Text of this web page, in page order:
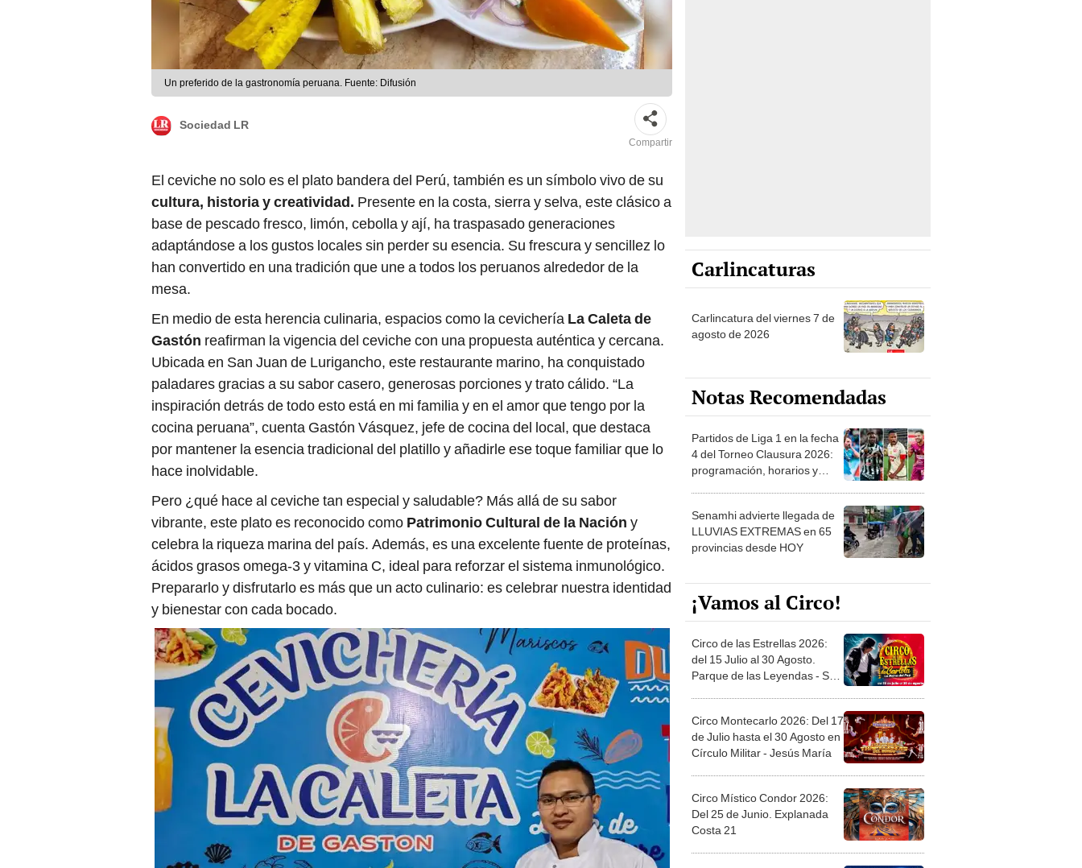
Un preferido de la gastronomía peruana. Fuente: Difusión
Sociedad LR
Compartir
El ceviche no solo es el plato bandera del Perú, también es un símbolo vivo de su
cultura, historia y creatividad. Presente en la costa, sierra y selva, este clásico a
base de pescado fresco, limón, cebolla y ají, ha traspasado generaciones
adaptándose a los gustos locales sin perder su esencia. Su frescura y sencillez lo
han convertido en una tradición que une a todos los peruanos alrededor de la
mesa.
En medio de esta herencia culinaria, espacios como la cevichería La Caleta de
Gastón reafirman la vigencia del ceviche con una propuesta auténtica y cercana.
Ubicada en San Juan de Lurigancho, este restaurante marino, ha conquistado
paladares gracias a su sabor casero, generosas porciones y trato cálido. “La
inspiración detrás de todo esto está en mi familia y en el amor que tengo por la
cocina peruana”, cuenta Gastón Vásquez, jefe de cocina del local, que destaca
por mantener la esencia tradicional del platillo y añadirle ese toque familiar que lo
hace inolvidable.
Pero ¿qué hace al ceviche tan especial y saludable? Más allá de su sabor
vibrante, este plato es reconocido como Patrimonio Cultural de la Nación y
celebra la riqueza marina del país. Además, es una excelente fuente de proteínas,
ácidos grasos omega-3 y vitamina C, ideal para reforzar el sistema inmunológico.
Prepararlo y disfrutarlo es más que un acto culinario: es celebrar nuestra identidad
y bienestar con cada bocado.
Carlincaturas
Carlincatura del viernes 7 de
agosto de 2026
Notas Recomendadas
Partidos de Liga 1 en la fecha
4 del Torneo Clausura 2026:
programación, horarios y
Senamhi advierte llegada de
LLUVIAS EXTREMAS en 65
provincias desde HOY
¡Vamos al Circo!
Circo de las Estrellas 2026:
del 15 Julio al 30 Agosto.
Parque de las Leyendas - San
Circo Montecarlo 2026: Del 17
de Julio hasta el 30 Agosto en
Círculo Militar - Jesús María
Circo Místico Condor 2026:
Del 25 de Junio. Explanada
Costa 21